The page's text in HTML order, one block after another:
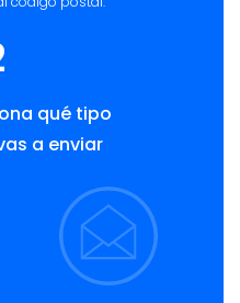
qué tipo
a enviar